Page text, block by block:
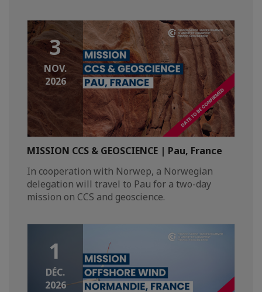
3
NOV.
2026
MISSION CCS & GEOSCIENCE | Pau, France
In cooperation with Norwep, a Norwegian
delegation will travel to Pau for a two-day
mission on CCS and geoscience.
1
DÉC.
2026